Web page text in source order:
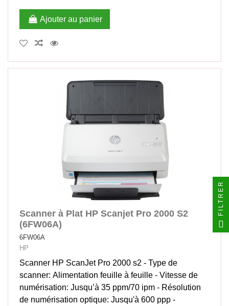
Ajouter au panier
Scanner à Plat HP Scanjet Pro 2000 S2
(6FW06A)
6FW06A
HP
Scanner HP ScanJet Pro 2000 s2 - Type de
scanner: Alimentation feuille à feuille - Vitesse de
numérisation: Jusqu’à 35 ppm/70 ipm - Résolution
de numérisation optique: Jusqu'à 600 ppp -
FILTRER